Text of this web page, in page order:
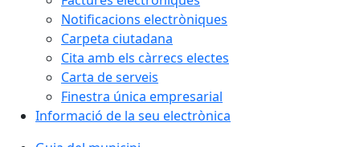
Notificacions electròniques
Carpeta ciutadana
Cita amb els càrrecs electes
Carta de serveis
Finestra única empresarial
Informació de la seu electrònica